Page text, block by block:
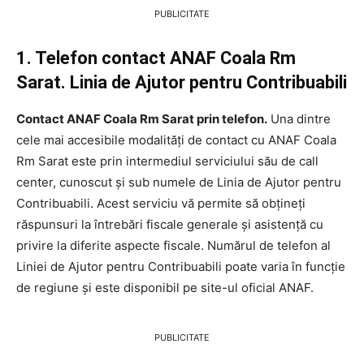
PUBLICITATE
1. Telefon contact ANAF Coala Rm
Sarat. Linia de Ajutor pentru Contribuabili
Contact ANAF Coala Rm Sarat prin telefon. Una dintre
cele mai accesibile modalități de contact cu ANAF Coala
Rm Sarat este prin intermediul serviciului său de call
center, cunoscut și sub numele de Linia de Ajutor pentru
Contribuabili. Acest serviciu vă permite să obțineți
răspunsuri la întrebări fiscale generale și asistență cu
privire la diferite aspecte fiscale. Numărul de telefon al
Liniei de Ajutor pentru Contribuabili poate varia în funcție
de regiune și este disponibil pe site-ul oficial ANAF.
PUBLICITATE